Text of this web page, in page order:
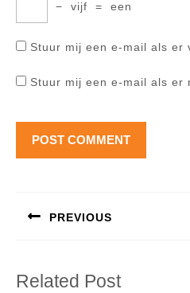
− vijf = een
Stuur mij een e-mail als er
Stuur mij een e-mail als er
PREVIOUS
Related Post